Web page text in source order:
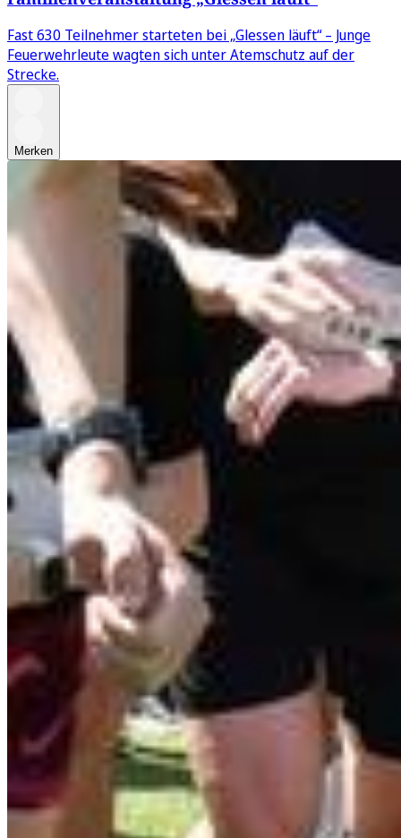
Fast 630 Teilnehmer starteten bei „Glessen läuft“ – Junge
Feuerwehrleute wagten sich unter Atemschutz auf der
Strecke.
Merken